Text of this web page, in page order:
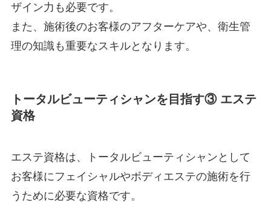
ザイン力も必要です。
また、施術後のお客様のアフターケアや、衛生管
理の知識も重要なスキルとなります。
トータルビューティシャンを目指す③ エステ
資格
エステ資格は、トータルビューティシャンとして
お客様にフェイシャルやボディエステの施術を行
うために必要な資格です。